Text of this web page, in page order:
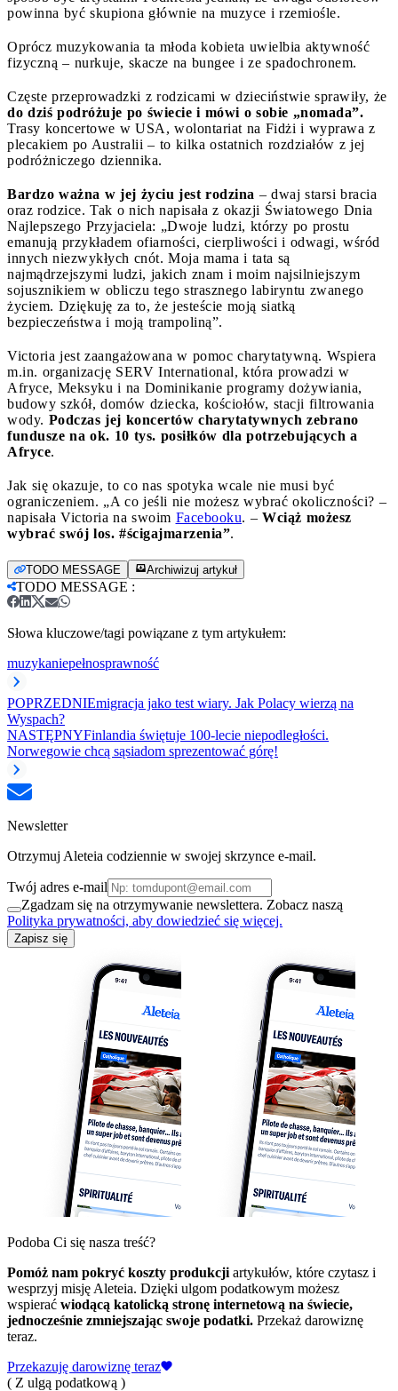
powinna być skupiona głównie na muzyce i rzemiośle.
Oprócz muzykowania ta młoda kobieta uwielbia aktywność
fizyczną – nurkuje, skacze na bungee i ze spadochronem.
Częste przeprowadzki z rodzicami w dzieciństwie sprawiły, że
do dziś podróżuje po świecie i mówi o sobie „nomada”.
Trasy koncertowe w USA, wolontariat na Fidżi i wyprawa z
plecakiem po Australii – to kilka ostatnich rozdziałów z jej
podróżniczego dziennika.
Bardzo ważna w jej życiu jest rodzina – dwaj starsi bracia
oraz rodzice. Tak o nich napisała z okazji Światowego Dnia
Najlepszego Przyjaciela: „Dwoje ludzi, którzy po prostu
emanują przykładem ofiarności, cierpliwości i odwagi, wśród
innych niezwykłych cnót. Moja mama i tata są
najmądrzejszymi ludzi, jakich znam i moim najsilniejszym
sojusznikiem w obliczu tego strasznego labiryntu zwanego
życiem. Dziękuję za to, że jesteście moją siatką
bezpieczeństwa i moją trampoliną”.
Victoria jest zaangażowana w pomoc charytatywną. Wspiera
m.in. organizację SERV International, która prowadzi w
Afryce, Meksyku i na Dominikanie programy dożywiania,
budowy szkół, domów dziecka, kościołów, stacji filtrowania
wody. Podczas jej koncertów charytatywnych zebrano
fundusze na ok. 10 tys. posiłków dla potrzebujących a
Afryce.
Jak się okazuje, to co nas spotyka wcale nie musi być
ograniczeniem. „A co jeśli nie możesz wybrać okoliczności? –
napisała Victoria na swoim Facebooku. – Wciąż możesz
wybrać swój los. #ścigajmarzenia”.
TODO MESSAGE Archiwizuj artykuł
TODO MESSAGE :
Słowa kluczowe/tagi powiązane z tym artykułem:
muzykaniepełnosprawność
POPRZEDNIEmigracja jako test wiary. Jak Polacy wierzą na
Wyspach?
NASTĘPNYFinlandia świętuje 100-lecie niepodległości.
Norwegowie chcą sąsiadom sprezentować górę!
Newsletter
Otrzymuj Aleteia codziennie w swojej skrzynce e-mail.
Twój adres e-mail
Zgadzam się na otrzymywanie newslettera. Zobacz naszą
Polityka prywatności, aby dowiedzieć się więcej.
Zapisz się
Podoba Ci się nasza treść?
Pomóż nam pokryć koszty produkcji artykułów, które czytasz i
wesprzyj misję Aleteia. Dzięki ulgom podatkowym możesz
wspierać wiodącą katolicką stronę internetową na świecie,
jednocześnie zmniejszając swoje podatki. Przekaż darowiznę
teraz.
Przekazuję darowiznę teraz
( Z ulgą podatkową )